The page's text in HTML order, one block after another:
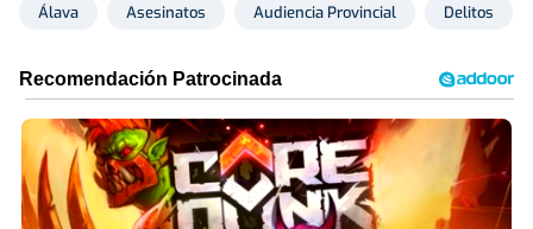
Álava Asesinatos Audiencia Provincial Delitos